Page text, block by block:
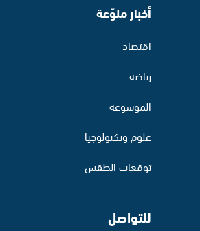
أخبار منوّعة
اقتصاد
رياضة
الموسوعة
علوم وتكنولوجيا
توقعات الطقس
للتواصل